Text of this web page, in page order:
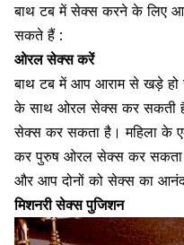
बाथ टब में सेक्स करने के लिए
सकते हैं :
ओरल सेक्स करें
बाथ टब में आप आराम से खड़े
के साथ ओरल सेक्सकर सकती
सेक्स कर सकता है। महिला के
करपुरुष ओरल सेक्स कर
और आप दोनों को सेक्स का आनंद
मिशनरी सेक्स पुजिशन